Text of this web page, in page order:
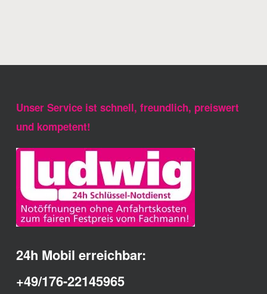
Unser Service ist schnell, freundlich, preiswert
und kompetent!
24h Mobil erreichbar:
+49/176-22145965